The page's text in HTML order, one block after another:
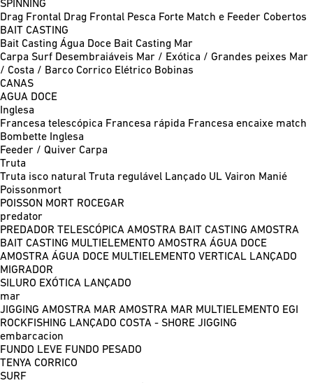
SPINNING
Drag Frontal Drag Frontal Pesca Forte Match e Feeder Cobertos
BAIT CASTING
Bait Casting Água Doce Bait Casting Mar
Carpa Surf Desembraiáveis Mar / Exótica / Grandes peixes Mar
/ Costa / Barco Corrico Elétrico Bobinas
CANAS
AGUA DOCE
Inglesa
Francesa telescópica Francesa rápida Francesa encaixe match
Bombette Inglesa
Feeder / Quiver Carpa
Truta
Truta isco natural Truta regulável Lançado UL Vairon Manié
Poissonmort
POISSON MORT ROCEGAR
predator
PREDADOR TELESCÓPICA AMOSTRA BAIT CASTING AMOSTRA
BAIT CASTING MULTIELEMENTO AMOSTRA ÁGUA DOCE
AMOSTRA ÁGUA DOCE MULTIELEMENTO VERTICAL LANÇADO
MIGRADOR
SILURO EXÓTICA LANÇADO
mar
JIGGING AMOSTRA MAR AMOSTRA MAR MULTIELEMENTO EGI
ROCKFISHING LANÇADO COSTA - SHORE JIGGING
embarcacion
FUNDO LEVE FUNDO PESADO
TENYA CORRICO
SURF